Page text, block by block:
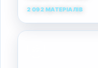
2 092 МАТЕРІАЛІВ